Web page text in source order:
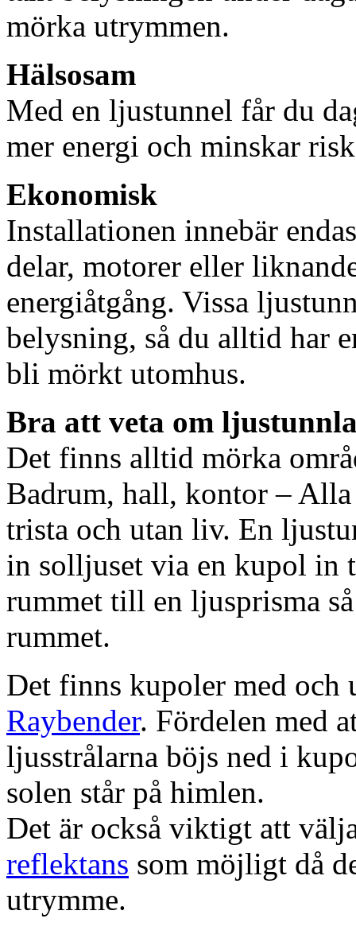
mörka utrymmen.
Hälsosam
Med en ljustunnel får du
mer energi och minskar
Ekonomisk
Installationen innebär
delar, motorer eller
energiåtgång. Vissa
belysning, så du alltid har
bli mörkt utomhus.
Bra att veta om
Det finns alltid mörka
Badrum, hall, kontor – Alla
trista och utan liv. En
in solljuset via en kupol in
rummet till en ljusprisma
rummet.
Det finns kupoler med och
Raybender. Fördelen med
ljusstrålarna böjs ned i
solen står på himlen.
Det är också viktigt att
reflektans som möjligt då
utrymme.